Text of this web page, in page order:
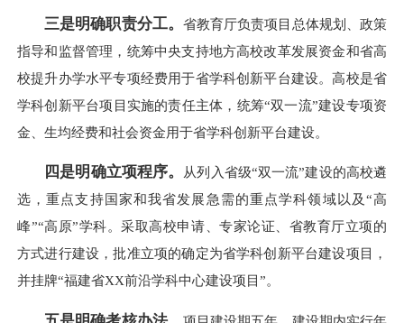
三是明确职责分工。 省教育厅负责项目总体规划、政策
指导和监督管理，统筹中央支持地方高校改革发展资金和省高
校提升办学水平专项经费用于省学科创新平台建设。高校是省
学科创新平台项目实施的责任主体，统筹“双一流”建设专项资
金、生均经费和社会资金用于省学科创新平台建设。
四是明确立项程序。
从列入省级“双一流”建设的高校遴
选，重点支持国家和我省发展急需的重点学科领域以及“高
峰”“高原”学科。采取高校申请、专家论证、省教育厅立项的
方式进行建设，批准立项的确定为省学科创新平台建设项目，
并挂牌“福建省XX前沿学科中心建设项目”。